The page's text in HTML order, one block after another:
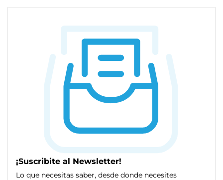
¡Suscribite al Newsletter!
Lo que necesitas saber, desde donde necesites